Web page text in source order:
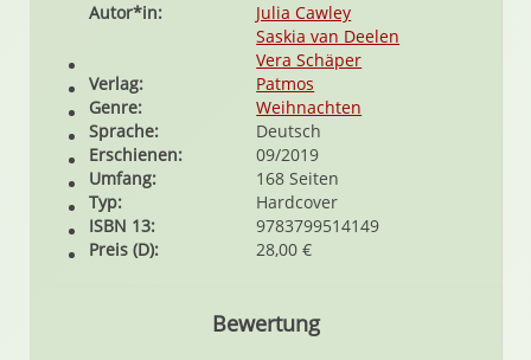
Autor*in:
Julia Cawley
Saskia van Deelen
Vera Schäper
Verlag:
Patmos
Genre:
Weihnachten
Sprache:
Deutsch
Erschienen:
09/2019
Umfang:
168 Seiten
Typ:
Hardcover
ISBN 13:
9783799514149
Preis (D):
28,00 €
Bewertung